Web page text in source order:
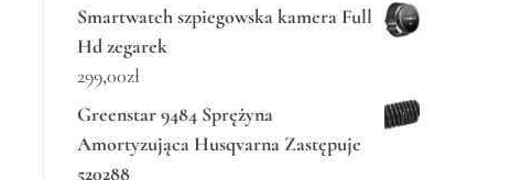
Smartwatch szpiegowska kamera Full
Hd zegarek
299,00zł
Greenstar 9484 Sprężyna
Amortyzująca Husqvarna Zastępuje
520288